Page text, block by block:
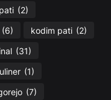
(2)
(6) kodim pati (2)
(31)
(1)
(7)